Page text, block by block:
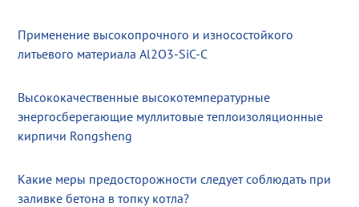
Применение высокопрочного и износостойкого
литьевого материала Al2O3-SiC-C
Высококачественные высокотемпературные
энергосберегающие муллитовые теплоизоляционные
кирпичи Rongsheng
Какие меры предосторожности следует соблюдать при
заливке бетона в топку котла?